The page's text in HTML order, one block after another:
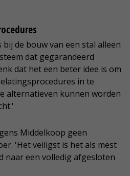
de bouw van een stal alleen
dat gegarandeerd
dat het een beter idee is om
in te
alternatieven kunnen worden
Middelkoop geen
'Het veiligst is het als mest
naar een volledig afgesloten